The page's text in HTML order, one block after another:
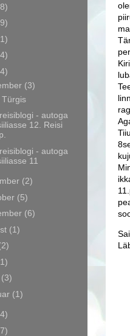
(3)
Türgis
- autoga
12. Reisi
- autoga
11
(2)
(5)
(6)
(1)
(3)
(1)